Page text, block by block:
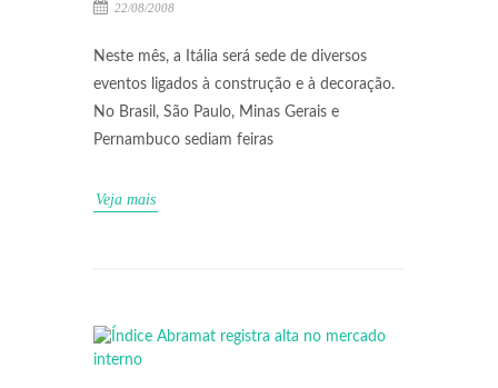
22/08/2008
Neste mês, a Itália será sede de diversos
eventos ligados à construção e à decoração.
No Brasil, São Paulo, Minas Gerais e
Pernambuco sediam feiras
Veja mais